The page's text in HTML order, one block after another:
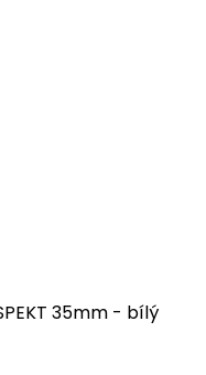
35mm - bílý